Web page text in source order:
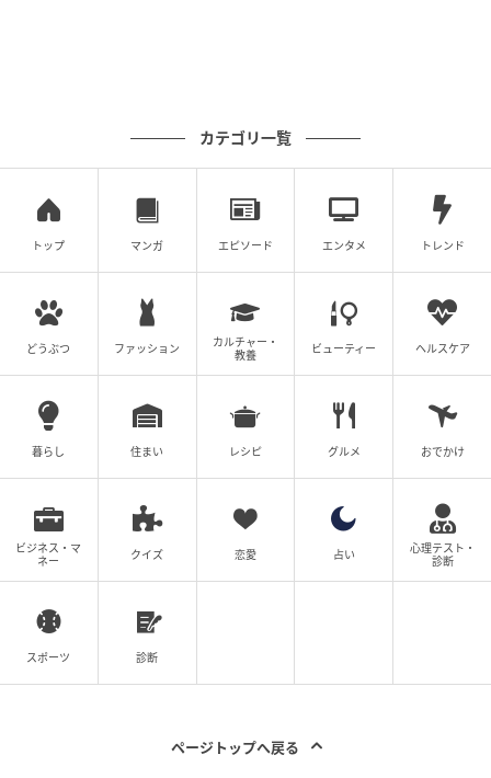
宮古島産のかぼちゃをペーストし生地に絞って焼き上
げたかぼちゃのタルトです。 沖縄で販売
気になるファミマスイーツの商品は見つかりました
か？
元記事で読む
次の記事
め！『ごろっとりんごアップルパイ青森県産
りんご使用』、『クワトロいちごエクレア』
カテゴリ一覧
トップ マンガ エピソード エンタメ トレンド
どうぶつ ファッション
カルチャー・
教養
ビューティー ヘルスケア
暮らし 住まい レシピ グルメ おでかけ
ビジネス・マ
ネー
クイズ 恋愛 占い
心理テスト・
診断
スポーツ 診断
ページトップへ戻る